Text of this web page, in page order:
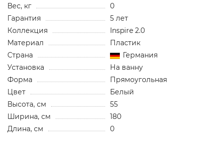
Вес, кг
0
Гарантия
5 лет
Коллекция
Inspire 2.0
Материал
Пластик
Страна
Германия
Установка
На ванну
Форма
Прямоугольная
Цвет
Белый
Высота, см
55
Ширина, см
180
Длина, см
0